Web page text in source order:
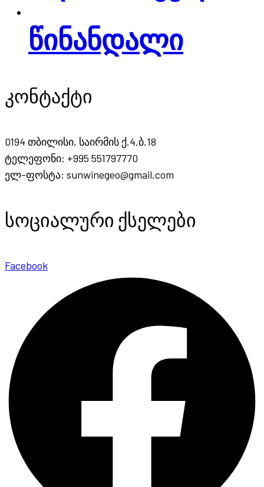
წინანდალი
კონტაქტი
0194 თბილისი, საირმის ქ.4.ბ.18
ტელეფონი: +995 551797770
ელ-ფოსტა: sunwinegeo@gmail.com
სოციალური ქსელები
Facebook